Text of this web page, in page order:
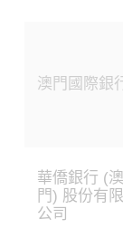
澳門國際銀
華僑銀行 (澳
門) 股份有限
公司